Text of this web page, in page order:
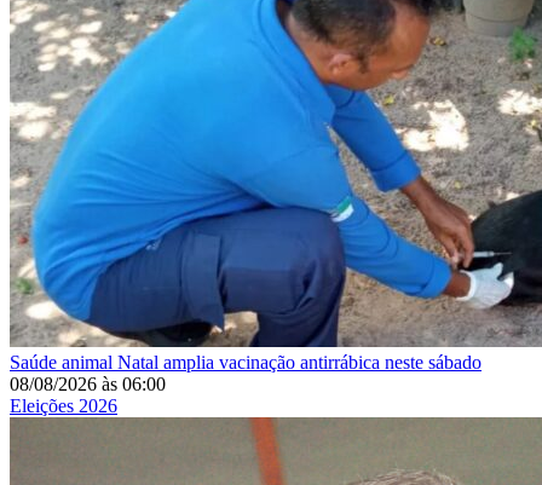
Saúde animal Natal amplia vacinação antirrábica neste sábado
08/08/2026 às 06:00
Eleições 2026